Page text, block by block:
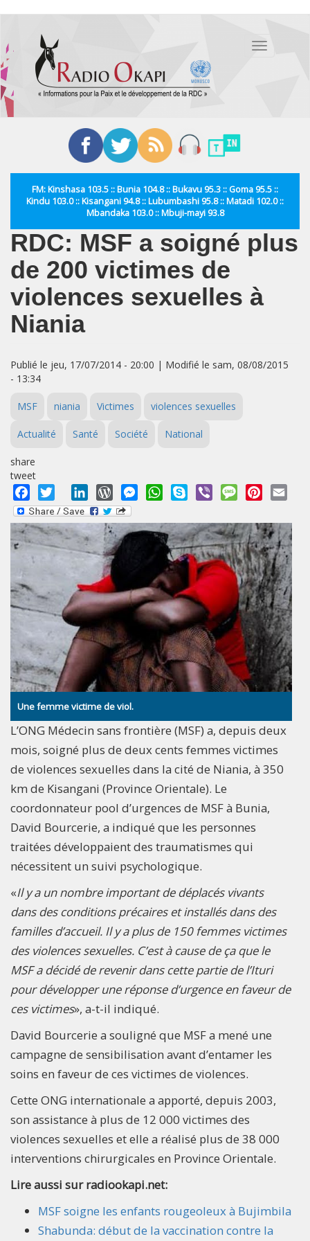
contenu
principal
Toggle
FM: Kinshasa 103.5 :: Bunia 104.8 :: Bukavu 95.3 :: Goma 95.5 ::
Kindu 103.0 :: Kisangani 94.8 :: Lubumbashi 95.8 :: Matadi 102.0 ::
Mbandaka 103.0 :: Mbuji-mayi 93.8
RDC: MSF a soigné plus
de 200 victimes de
violences sexuelles à
Niania
Publié le jeu, 17/07/2014 - 20:00 | Modifié le sam, 08/08/2015
- 13:34
MSF niania Victimes violences sexuelles
Actualité Santé Société National
share
tweet
Facebook
Twitter LinkedInWordPressMessengerWhatsApp
Skype Viber MessagePinterest
Une femme victime de viol.
L’ONG Médecin sans frontière (MSF) a, depuis deux
mois, soigné plus de deux cents femmes victimes
de violences sexuelles dans la cité de Niania, à 350
km de Kisangani (Province Orientale). Le
coordonnateur pool d’urgences de MSF à Bunia,
David Bourcerie, a indiqué que les personnes
traitées développaient des traumatismes qui
nécessitent un suivi psychologique.
«Il y a un nombre important de déplacés vivants
dans des conditions précaires et installés dans des
familles d’accueil. Il y a plus de 150 femmes victimes
des violences sexuelles. C’est à cause de ça que le
MSF a décidé de revenir dans cette partie de l’Ituri
pour développer une réponse d’urgence en faveur de
ces victimes», a-t-il indiqué.
David Bourcerie a souligné que MSF a mené une
campagne de sensibilisation avant d’entamer les
soins en faveur de ces victimes de violences.
Cette ONG internationale a apporté, depuis 2003,
son assistance à plus de 12 000 victimes des
violences sexuelles et elle a réalisé plus de 38 000
interventions chirurgicales en Province Orientale.
Lire aussi sur radiookapi.net:
MSF soigne les enfants rougeoleux à Bujimbila
Shabunda: début de la vaccination contre la